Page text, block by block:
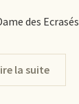
des Ecrasés
la suite